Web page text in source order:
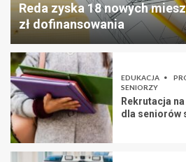
Reda zyska 18 nowych
zł dofinansowania
EDUKACJA
SENIORZY
Rekrutacja
dla seniorów